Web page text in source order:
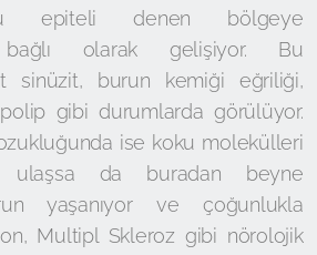
epiteli denen bölgeye
bağlı olarak gelişiyor. Bu
sinüzit, burun kemiği eğriliği,
gibi durumlarda görülüyor.
ise koku molekülleri
ulaşsa da buradan beyne
yaşanıyor ve çoğunlukla
Multipl Skleroz gibi nörolojik